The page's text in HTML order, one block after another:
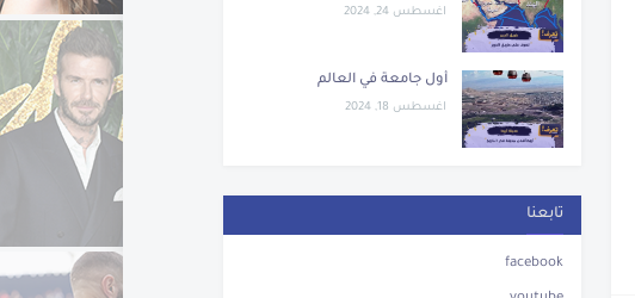
اغسطس 24, 2024
أول جامعة في العالم
اغسطس 18, 2024
تابعنا
facebook